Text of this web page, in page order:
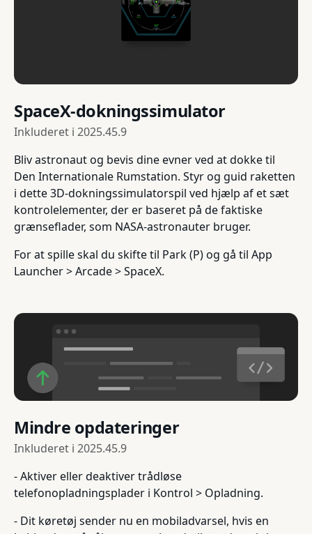
SpaceX-dokningssimulator
Inkluderet i 2025.45.9
Bliv astronaut og bevis dine evner ved at dokke til
Den Internationale Rumstation. Styr og guid raketten
i dette 3D-dokningssimulatorspil ved hjælp af et sæt
kontrolelementer, der er baseret på de faktiske
grænseflader, som NASA-astronauter bruger.
For at spille skal du skifte til Park (P) og gå til App
Launcher > Arcade > SpaceX.
Mindre opdateringer
Inkluderet i 2025.45.9
- Aktiver eller deaktiver trådløse
telefonopladningsplader i Kontrol > Opladning.
- Dit køretøj sender nu en mobiladvarsel, hvis en